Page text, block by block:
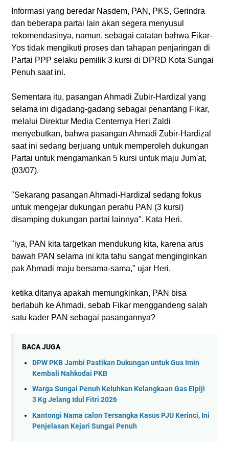
Informasi yang beredar Nasdem, PAN, PKS, Gerindra
dan beberapa partai lain akan segera menyusul
rekomendasinya, namun, sebagai catatan bahwa Fikar-
Yos tidak mengikuti proses dan tahapan penjaringan di
Partai PPP selaku pemilik 3 kursi di DPRD Kota Sungai
Penuh saat ini.
Sementara itu, pasangan Ahmadi Zubir-Hardizal yang
selama ini digadang-gadang sebagai penantang Fikar,
melalui Direktur Media Centernya Heri Zaldi
menyebutkan, bahwa pasangan Ahmadi Zubir-Hardizal
saat ini sedang berjuang untuk memperoleh dukungan
Partai untuk mengamankan 5 kursi untuk maju Jum'at,
(03/07).
"Sekarang pasangan Ahmadi-Hardizal sedang fokus
untuk mengejar dukungan perahu PAN (3 kursi)
disamping dukungan partai lainnya". Kata Heri.
"iya, PAN kita targetkan mendukung kita, karena arus
bawah PAN selama ini kita tahu sangat menginginkan
pak Ahmadi maju bersama-sama," ujar Heri.
ketika ditanya apakah memungkinkan, PAN bisa
berlabuh ke Ahmadi, sebab Fikar menggandeng salah
satu kader PAN sebagai pasangannya?
BACA JUGA
DPW PKB Jambi Pastikan Dukungan untuk Gus Imin
Kembali Nahkodai PKB
Warga Sungai Penuh Keluhkan Kelangkaan Gas Elpiji
3 Kg Jelang Idul Fitri 2026
Kantongi Nama calon Tersangka Kasus PJU Kerinci, Ini
Penjelasan Kejari Sungai Penuh